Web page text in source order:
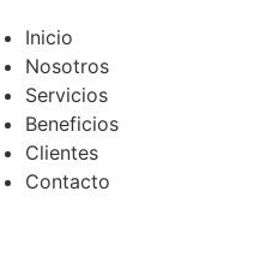
Inicio
Nosotros
Servicios
Beneficios
Clientes
Contacto